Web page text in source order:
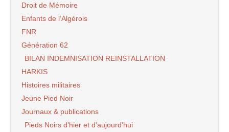
Droit de Mémoire
Enfants de l’Algérois
FNR
Génération 62
BILAN INDEMNISATION REINSTALLATION
HARKIS
Histoires militaires
Jeune Pied Noir
Journaux & publications
Pieds Noirs d’hier et d’aujourd’hui